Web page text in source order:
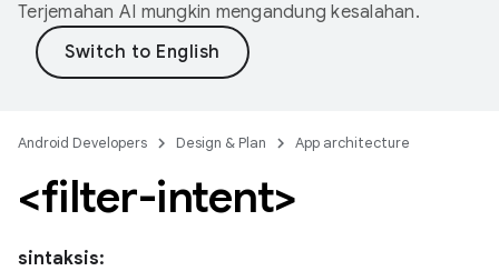
Terjemahan AI mungkin mengandung kesalahan.
Android Developers Design & Plan App architecture
<filter-intent>
sintaksis: